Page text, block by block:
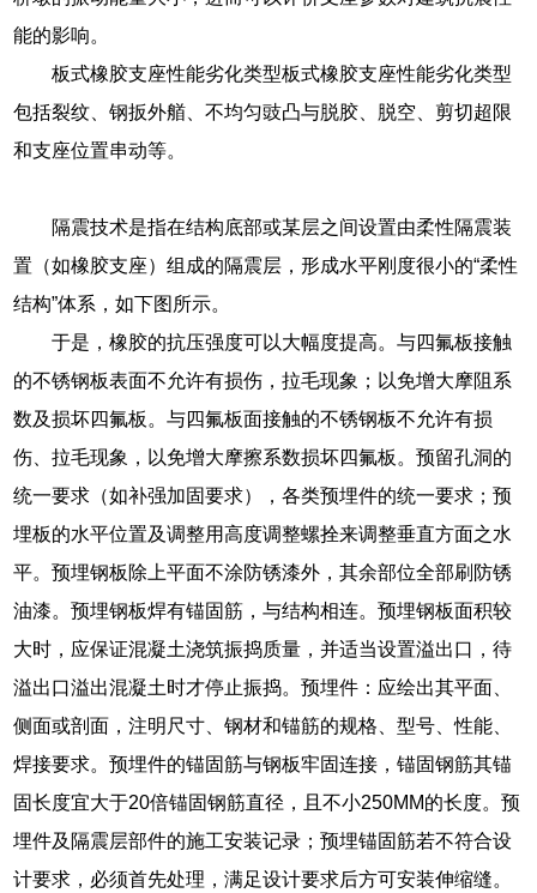
能的影响。
板式橡胶支座性能劣化类型板式橡胶支座性能劣化类型
包括裂纹、钢扳外艏、不均匀豉凸与脱胶、脱空、剪切超限
和支座位置串动等。
隔震技术是指在结构底部或某层之间设置由柔性隔震装
置（如橡胶支座）组成的隔震层，形成水平刚度很小的“柔性
结构”体系，如下图所示。
于是，橡胶的抗压强度可以大幅度提高。与四氟板接触
的不锈钢板表面不允许有损伤，拉毛现象；以免增大摩阻系
数及损坏四氟板。与四氟板面接触的不锈钢板不允许有损
伤、拉毛现象，以免增大摩擦系数损坏四氟板。预留孔洞的
统一要求（如补强加固要求），各类预埋件的统一要求；预
埋板的水平位置及调整用高度调整螺拴来调整垂直方面之水
平。预埋钢板除上平面不涂防锈漆外，其余部位全部刷防锈
油漆。预埋钢板焊有锚固筋，与结构相连。预埋钢板面积较
大时，应保证混凝土浇筑振捣质量，并适当设置溢出口，待
溢出口溢出混凝土时才停止振捣。预埋件：应绘出其平面、
侧面或剖面，注明尺寸、钢材和锚筋的规格、型号、性能、
焊接要求。预埋件的锚固筋与钢板牢固连接，锚固钢筋其锚
固长度宜大于20倍锚固钢筋直径，且不小250MM的长度。预
埋件及隔震层部件的施工安装记录；预埋锚固筋若不符合设
计要求，必须首先处理，满足设计要求后方可安装伸缩缝。